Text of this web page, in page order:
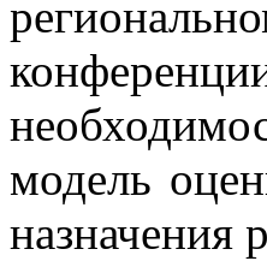
модель
назначения